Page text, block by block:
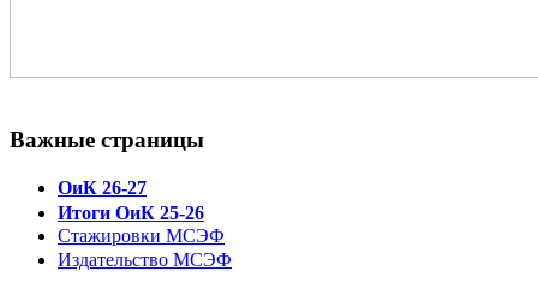
Важные страницы
ОиК 26-27
Итоги ОиК 25-26
Стажировки МСЭФ
Издательство МСЭФ